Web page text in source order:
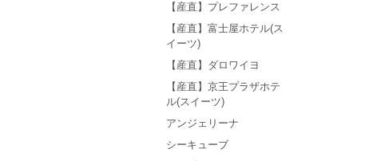
【産直】プレファレンス
【産直】富士屋ホテル(ス
イーツ)
【産直】ダロワイヨ
【産直】京王プラザホテ
ル(スイーツ)
アンジェリーナ
シーキューブ